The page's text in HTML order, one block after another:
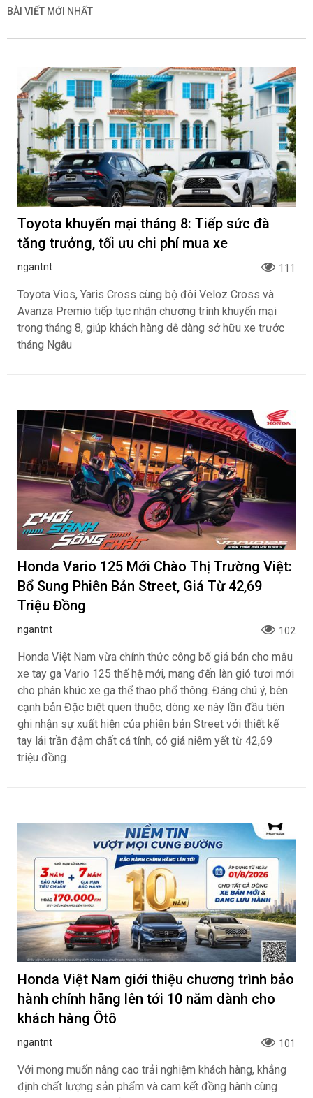
BÀI VIẾT MỚI NHẤT
Toyota khuyến mại tháng 8: Tiếp sức đà
tăng trưởng, tối ưu chi phí mua xe
ngantnt 111
Toyota Vios, Yaris Cross cùng bộ đôi Veloz Cross và
Avanza Premio tiếp tục nhận chương trình khuyến mại
trong tháng 8, giúp khách hàng dễ dàng sở hữu xe trước
tháng Ngâu
Honda Vario 125 Mới Chào Thị Trường Việt:
Bổ Sung Phiên Bản Street, Giá Từ 42,69
Triệu Đồng
ngantnt 102
Honda Việt Nam vừa chính thức công bố giá bán cho mẫu
xe tay ga Vario 125 thế hệ mới, mang đến làn gió tươi mới
cho phân khúc xe ga thể thao phổ thông. Đáng chú ý, bên
cạnh bản Đặc biệt quen thuộc, dòng xe này lần đầu tiên
ghi nhận sự xuất hiện của phiên bản Street với thiết kế
tay lái trần đậm chất cá tính, có giá niêm yết từ 42,69
triệu đồng.
Honda Việt Nam giới thiệu chương trình bảo
hành chính hãng lên tới 10 năm dành cho
khách hàng Ôtô
ngantnt 101
Với mong muốn nâng cao trải nghiệm khách hàng, khẳng
định chất lượng sản phẩm và cam kết đồng hành cùng